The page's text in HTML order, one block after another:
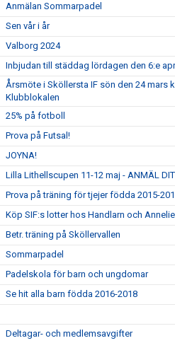
Anmälan Sommarpadel
Sen vår i år
Valborg 2024
Inbjudan till städdag lördagen den 6:e
Årsmöte i Sköllersta IF sön den 24 mars
Klubblokalen
25% på fotboll
Prova på Futsal!
JOYNA!
Lilla Lithellscupen 11-12 maj - ANMÄL
Prova på träning för tjejer födda 2015-
Köp SIF:s lotter hos Handlarn och
Betr. träning på Sköllervallen
Sommarpadel
Padelskola för barn och ungdomar
Se hit alla barn födda 2016-2018
Deltagar- och medlemsavgifter